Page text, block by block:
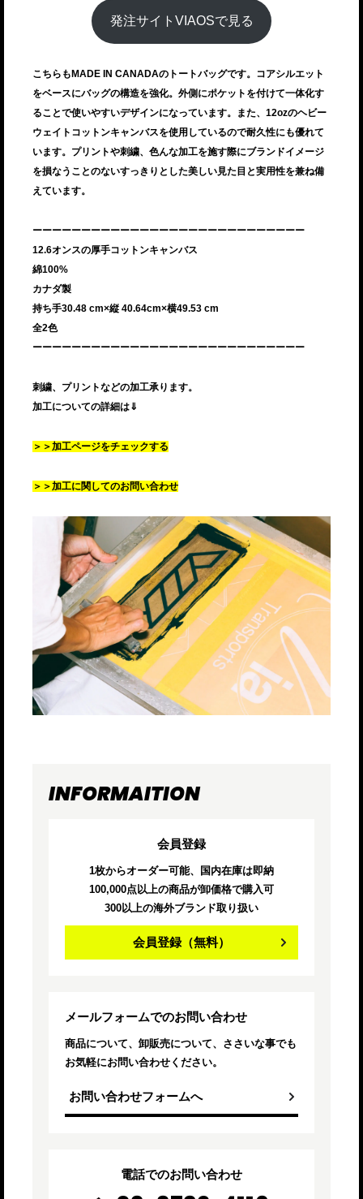
発注サイトVIAOSで見る
こちらもMADE IN CANADAのトートバッグです。コアシルエット
をベースにバッグの構造を強化。外側にポケットを付けて一体化す
ることで使いやすいデザインになっています。また、12ozのヘビー
ウェイトコットンキャンバスを使用しているので耐久性にも優れて
います。プリントや刺繍、色んな加工を施す際にブランドイメージ
を損なうことのないすっきりとした美しい見た目と実用性を兼ね備
えています。
ーーーーーーーーーーーーーーーーーーーーーーーーーーーー
12.6オンスの厚手コットンキャンバス
綿100%
カナダ製
持ち手30.48 cm×縦 40.64cm×横49.53 cm
全2色
ーーーーーーーーーーーーーーーーーーーーーーーーーーーー
刺繍、プリントなどの加工承ります。
加工についての詳細は⇓
＞＞加工ページをチェックする
＞ ＞加工に関してのお問い合わせ
INFORMAITION
会員登録
1枚からオーダー可能、国内在庫は即納
100,000点以上の商品が卸価格で購入可
300以上の海外ブランド取り扱い
会員登録（無料）
メールフォームでのお問い合わせ
商品について、卸販売について、ささいな事でも
お気軽にお問い合わせください。
お問い合わせフォームへ
電話でのお問い合わせ